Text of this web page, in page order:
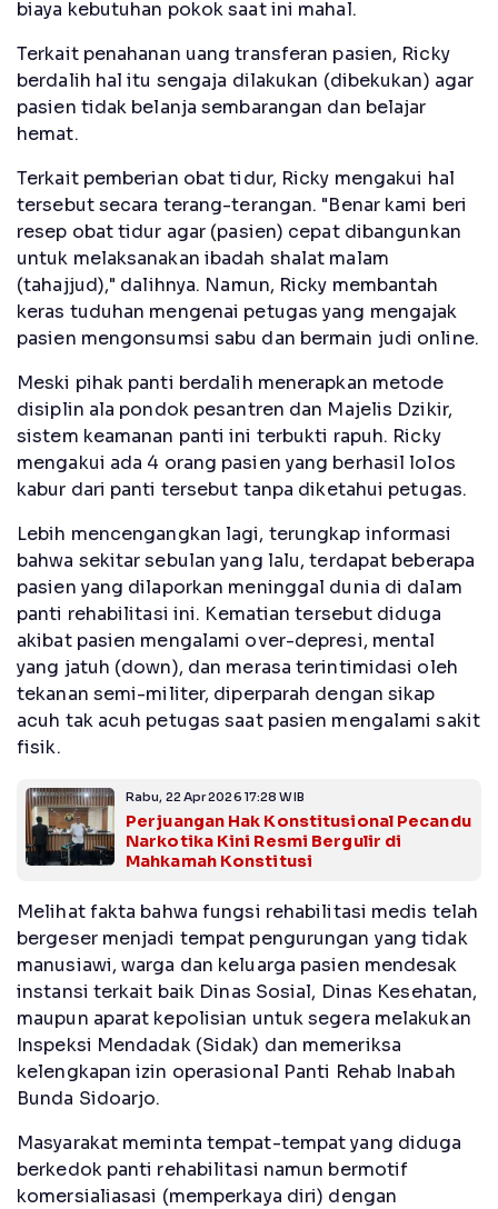
biaya kebutuhan pokok saat ini mahal.
Terkait penahanan uang transferan pasien, Ricky
berdalih hal itu sengaja dilakukan (dibekukan) agar
pasien tidak belanja sembarangan dan belajar
hemat.
Terkait pemberian obat tidur, Ricky mengakui hal
tersebut secara terang-terangan. "Benar kami beri
resep obat tidur agar (pasien) cepat dibangunkan
untuk melaksanakan ibadah shalat malam
(tahajjud)," dalihnya. Namun, Ricky membantah
keras tuduhan mengenai petugas yang mengajak
pasien mengonsumsi sabu dan bermain judi online.
Meski pihak panti berdalih menerapkan metode
disiplin ala pondok pesantren dan Majelis Dzikir,
sistem keamanan panti ini terbukti rapuh. Ricky
mengakui ada 4 orang pasien yang berhasil lolos
kabur dari panti tersebut tanpa diketahui petugas.
Lebih mencengangkan lagi, terungkap informasi
bahwa sekitar sebulan yang lalu, terdapat beberapa
pasien yang dilaporkan meninggal dunia di dalam
panti rehabilitasi ini. Kematian tersebut diduga
akibat pasien mengalami over-depresi, mental
yang jatuh (down), dan merasa terintimidasi oleh
tekanan semi-militer, diperparah dengan sikap
acuh tak acuh petugas saat pasien mengalami sakit
fisik.
Rabu, 22 Apr 2026 17:28 WIB
Perjuangan Hak Konstitusional Pecandu
Narkotika Kini Resmi Bergulir di
Mahkamah Konstitusi
Melihat fakta bahwa fungsi rehabilitasi medis telah
bergeser menjadi tempat pengurungan yang tidak
manusiawi, warga dan keluarga pasien mendesak
instansi terkait baik Dinas Sosial, Dinas Kesehatan,
maupun aparat kepolisian untuk segera melakukan
Inspeksi Mendadak (Sidak) dan memeriksa
kelengkapan izin operasional Panti Rehab Inabah
Bunda Sidoarjo.
Masyarakat meminta tempat-tempat yang diduga
berkedok panti rehabilitasi namun bermotif
komersialiasasi (memperkaya diri) dengan